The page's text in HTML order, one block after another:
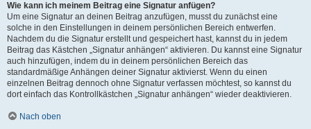
Wie kann ich meinem Beitrag eine Signatur anfügen?
Um eine Signatur an deinen Beitrag anzufügen, musst du zunächst eine
solche in den Einstellungen in deinem persönlichen Bereich entwerfen.
Nachdem du die Signatur erstellt und gespeichert hast, kannst du in jedem
Beitrag das Kästchen „Signatur anhängen“ aktivieren. Du kannst eine Signatur
auch hinzufügen, indem du in deinem persönlichen Bereich das
standardmäßige Anhängen deiner Signatur aktivierst. Wenn du einen
einzelnen Beitrag dennoch ohne Signatur verfassen möchtest, so kannst du
dort einfach das Kontrollkästchen „Signatur anhängen“ wieder deaktivieren.
Nach oben